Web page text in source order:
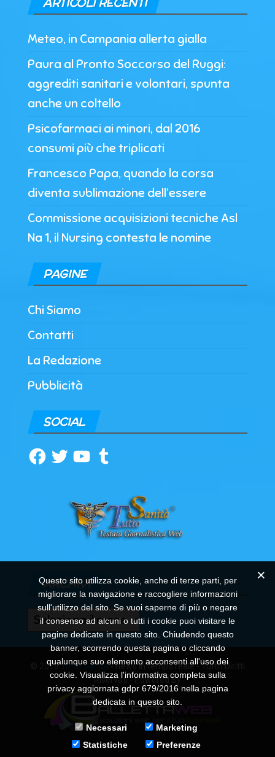
Meteo, in Campania allerta gialla
Paura al Pronto Soccorso del Ruggi:
aggrediti sanitari e volontari, spunta
anche un coltello
Psicofarmaci ai minori, dal 2016
consumi più che triplicati
Francesco Papa, quando la corsa
diventa sublimazione dell’essere
Commissione acquisizioni tecniche Asl
Na 1, il Nursing contesta le nomine
PAGINE
Chi Siamo
Contatti
La Redazione
Pubblicità
SOCIAL
Facebook
TwitterYouTubeTumblr
ARCHIVI
Archivi
© 2018Tutto Sanità- News in tempo reale - Tutti i Diritti
Riservati - Powered By
Questo sito utilizza cookie, anche di terze parti, per
migliorare la navigazione e raccogliere informazioni
sull'utilizzo del sito. Se vuoi saperne di più o negare
il consenso ad alcuni o tutti i cookie puoi visitare le
pagine dedicate in questo sito. Chiudendo questo
banner, scorrendo questa pagina o cliccando
qualunque suo elemento acconsenti all'uso dei
cookie. Visualizza l'informativa completa sulla
privacy aggiornata gdpr 679/2016 nella pagina
dedicata in questo sito.
Necessari
Marketing
Statistiche
Preferenze